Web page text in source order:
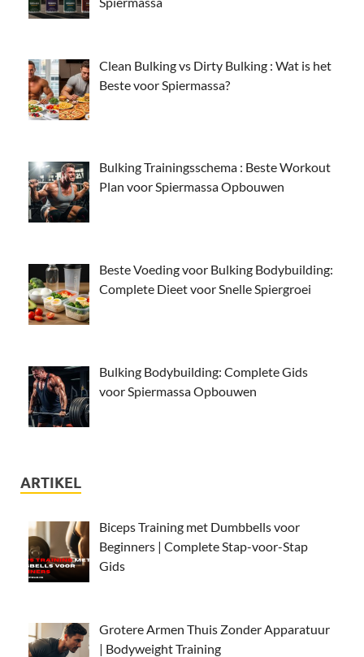
Clean Bulking vs Dirty Bulking : Wat is het
Beste voor Spiermassa?
Bulking Trainingsschema : Beste Workout
Plan voor Spiermassa Opbouwen
Beste Voeding voor Bulking Bodybuilding:
Complete Dieet voor Snelle Spiergroei
Bulking Bodybuilding: Complete Gids
voor Spiermassa Opbouwen
ARTIKEL
Biceps Training met Dumbbells voor
Beginners | Complete Stap-voor-Stap
Gids
Grotere Armen Thuis Zonder Apparatuur
| Bodyweight Training